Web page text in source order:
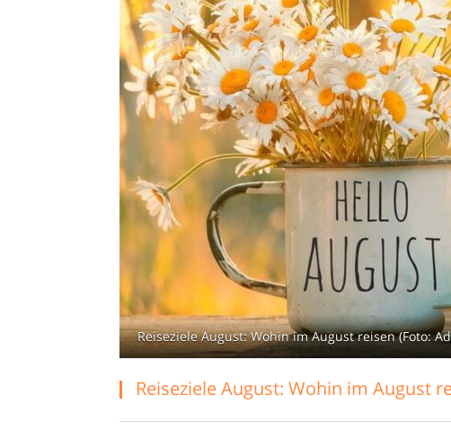
Reiseziele August: Wohin im August reisen (Foto:
Reiseziele August: Wohin im August